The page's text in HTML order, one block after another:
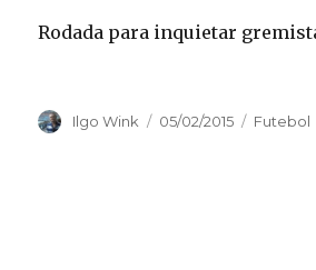
Rodada para inquietar
Autor
Ilgo Wink
Publicado
05/02/2015 Futebol